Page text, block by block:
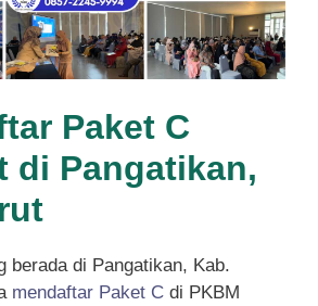
Paket C
di Pangatikan,
berada di Pangatikan, Kab.
mendaftar Paket C di PKBM